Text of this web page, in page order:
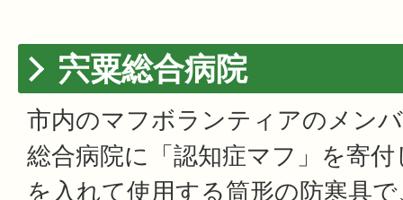
宍粟総合病院
市内のマフボランティアのメン
総合病院に「認知症マフ」を寄
を入れて使用する筒形の防寒具